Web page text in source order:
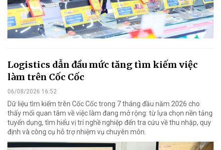
Logistics dẫn đầu mức tăng tìm kiếm việc
làm trên Cốc Cốc
06/08/2026 16:52
Dữ liệu tìm kiếm trên Cốc Cốc trong 7 tháng đầu năm 2026 cho
thấy mối quan tâm về việc làm đang mở rộng: từ lựa chọn nền tảng
tuyển dụng, tìm hiểu vị trí nghề nghiệp đến tra cứu về thu nhập, quy
định và công cụ hỗ trợ nhiệm vụ chuyên môn.